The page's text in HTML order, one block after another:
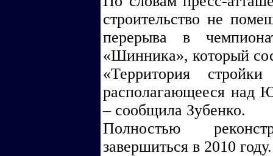
строительство не
перерыва в
«Шинника», который
«Территория
располагающееся над
– сообщила Зубенко.
Полностью
завершиться в 2010 году.